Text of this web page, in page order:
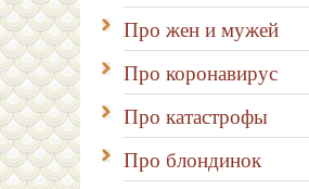
Про жен и мужей
Про коронавирус
Про катастрофы
Про блондинок